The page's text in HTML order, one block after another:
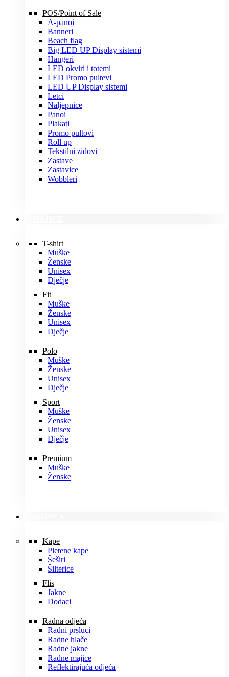
POS/Point of Sale
A-panoi
Banneri
Beach flag
Big LED UP Display sistemi
Hangeri
LED okviri i totemi
LED Promo pultevi
LED UP Display sistemi
Letci
Naljepnice
Panoi
Plakati
Promo pultovi
Roll up
Tekstilni zidovi
Zastave
Zastavice
Wobbleri
T-shirt
Muške
Ženske
Unisex
Dječje
Fit
Muške
Ženske
Unisex
Dječje
Polo
Muške
Ženske
Unisex
Dječje
Sport
Muške
Ženske
Unisex
Dječje
Premium
Muške
Ženske
Kape
Pletene kape
Šeširi
Šilterice
Flis
Jakne
Dodaci
Radna odjeća
Radni prsluci
Radne hlače
Radne jakne
Radne majice
Reflektirajuća odjeća